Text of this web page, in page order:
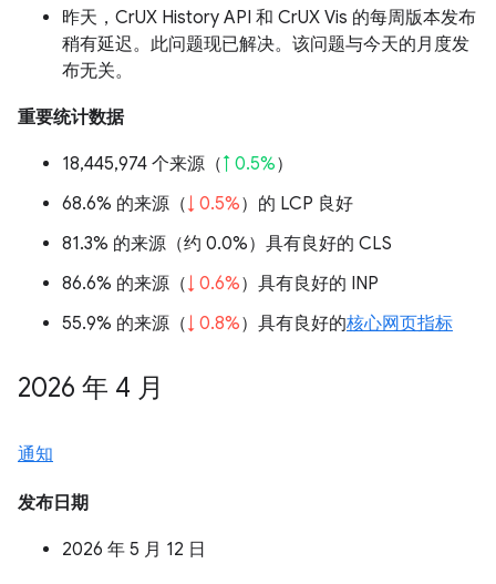
昨天，CrUX History API 和 CrUX Vis 的每周版本发布
稍有延迟。此问题现已解决。该问题与今天的月度发
布无关。
重要统计数据
18,445,974 个来源（↑ 0.5%）
68.6% 的来源（↓ 0.5%）的 LCP 良好
81.3% 的来源（约 0.0%）具有良好的 CLS
86.6% 的来源（↓ 0.6%）具有良好的 INP
55.9% 的来源（↓ 0.8%）具有良好的核心网页指标
2026 年 4 月
通知
发布日期
2026 年 5 月 12 日